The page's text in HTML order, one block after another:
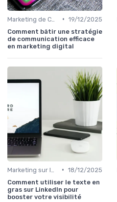
• 19/12/2025
Comment bâtir une stratégie
de communication efficace
en marketing digital
• 18/12/2025
Comment utiliser le texte en
gras sur LinkedIn pour
booster votre visibilité